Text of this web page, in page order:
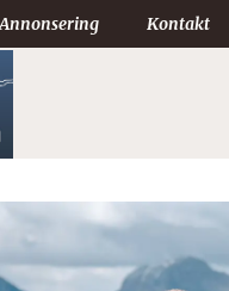
Annonsering Kontakt